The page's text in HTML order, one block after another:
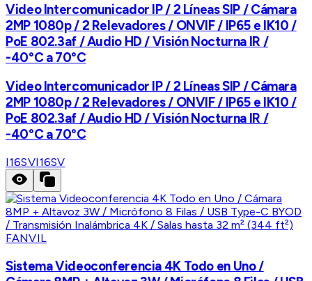
Video Intercomunicador IP / 2 Líneas SIP / Cámara
2MP 1080p / 2 Relevadores / ONVIF / IP65 e IK10 /
PoE 802.3af / Audio HD / Visión Nocturna IR /
-40°C a 70°C
Video Intercomunicador IP / 2 Líneas SIP / Cámara
2MP 1080p / 2 Relevadores / ONVIF / IP65 e IK10 /
PoE 802.3af / Audio HD / Visión Nocturna IR /
-40°C a 70°C
I16SVI16SV
FANVIL
Sistema Videoconferencia 4K Todo en Uno /